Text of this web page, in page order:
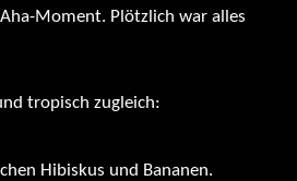
Moment. Plötzlich war alles
tropisch zugleich:
Hibiskus und Bananen.